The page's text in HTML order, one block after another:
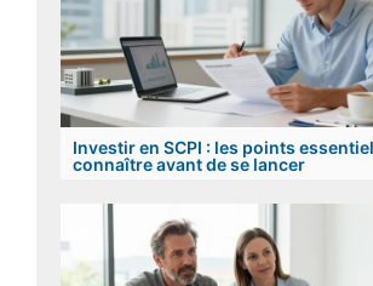
Investir en SCPI : les points
connaître avant de se lancer